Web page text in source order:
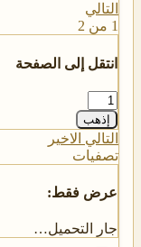
التالي
1 من 2
انتقل إلى الصفحة
إذهب
التالي الاخير
تصفيات
عرض فقط:
جار التحميل…